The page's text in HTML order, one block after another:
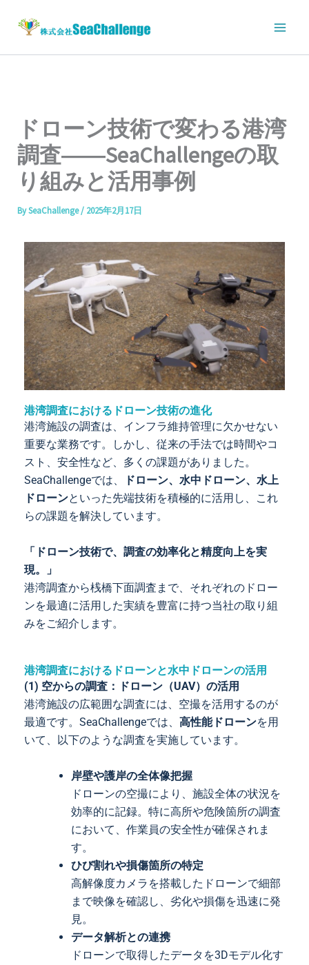
ドローン技術で変わる港湾
調査――SeaChallengeの取
り組みと活用事例
BySeaChallenge/ 2025年2月17日
港湾調査におけるドローン技術の進化
港湾施設の調査は、インフラ維持管理に欠かせない
重要な業務です。しかし、従来の手法では時間やコ
スト、安全性など、多くの課題がありました。
SeaChallengeでは、
ドローン、水中ドローン、水上
ドローンといった先端技術を積極的に活用し、これ
らの課題を解決しています。
「ドローン技術で、調査の効率化と精度向上を実
現。」
港湾調査から桟橋下面調査まで、それぞれのドロー
ンを最適に活用した実績を豊富に持つ当社の取り組
みをご紹介します。
港湾調査におけるドローンと水中ドローンの活用
(1) 空からの調査：ドローン（UAV）の活用
港湾施設の広範囲な調査には、空撮を活用するのが
最適です。SeaChallengeでは、 高性能ドローンを用
いて、以下のような調査を実施しています。
岸壁や護岸の全体像把握
ドローンの空撮により、施設全体の状況を
効率的に記録。特に高所や危険箇所の調査
において、作業員の安全性が確保されま
す。
ひび割れや損傷箇所の特定
高解像度カメラを搭載したドローンで細部
まで映像を確認し、劣化や損傷を迅速に発
見。
データ解析との連携
ドローンで取得したデータを3Dモデル化す